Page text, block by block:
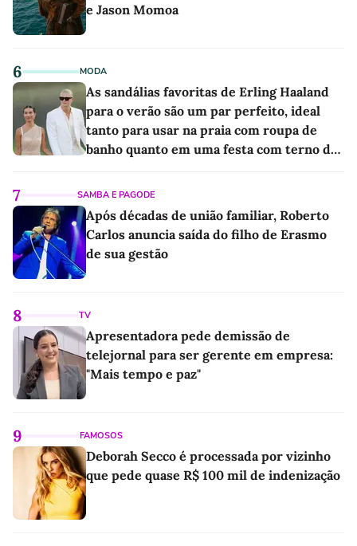
e Jason Momoa
6 MODA
As sandálias favoritas de Erling Haaland
para o verão são um par perfeito, ideal
tanto para usar na praia com roupa de
banho quanto em uma festa com terno de
7 SAMBA E PAGODE
Após décadas de união familiar, Roberto
Carlos anuncia saída do filho de Erasmo
de sua gestão
8 TV
Apresentadora pede demissão de
telejornal para ser gerente em empresa:
"Mais tempo e paz"
9 FAMOSOS
Deborah Secco é processada por vizinho
que pede quase R$ 100 mil de indenização